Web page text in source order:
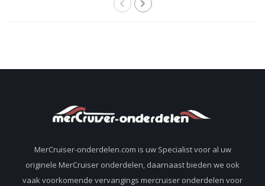
851040
MerCruiser-onderdelen.com is uw Specialist voor al uw
originele MerCruiser onderdelen, daarnaast bieden we ook
vaak voorkomende vervangings mercruiser onderdelen voor